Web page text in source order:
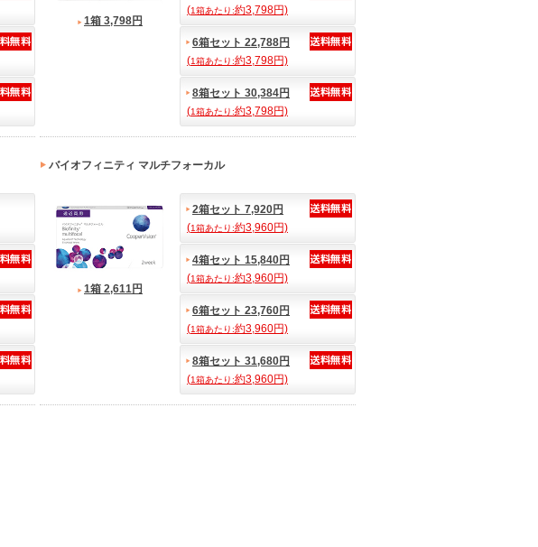
1箱 3,798円
(1箱あたり:約3,798円)
6箱セット 22,788円
(1箱あたり:約3,798円)
8箱セット 30,384円
(1箱あたり:約3,798円)
バイオフィニティ マルチフォーカル
1箱 2,611円
2箱セット 7,920円
(1箱あたり:約3,960円)
4箱セット 15,840円
(1箱あたり:約3,960円)
6箱セット 23,760円
(1箱あたり:約3,960円)
8箱セット 31,680円
(1箱あたり:約3,960円)